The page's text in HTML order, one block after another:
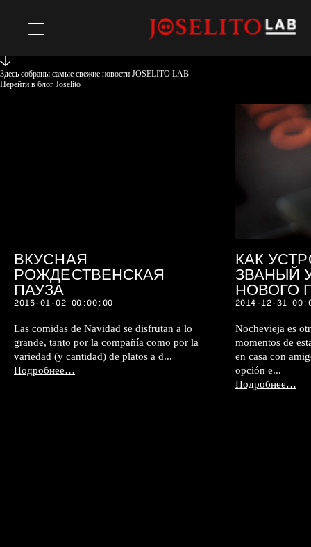
РЕЦЕПТЫ
Здесь собраны самые свежие новости JOSELITO LAB
Перейти в блог Joselito
ВКУСНАЯ
РОЖДЕСТВЕНСКАЯ
ПАУЗА
2015-01-02 00:00:00
Las comidas de Navidad se disfrutan a lo
grande, tanto por la compañía como por la
variedad (y cantidad) de platos a d...
Подробнее…
КАК
ЗВАНЫЙ
НОВОГО
2014-12-31
Nochevieja es
momentos de
en casa con
opción e...
Подробнее…